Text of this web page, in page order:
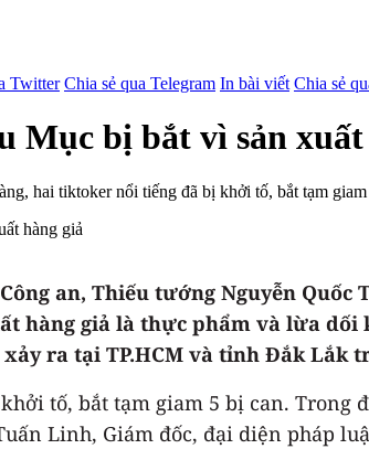
Twitter Chia sẻ qua Telegram In bài viết Chia sẻ
Mục bị bắt vì sản
hai tiktoker nổi tiếng đã bị khởi tố, bắt tạm
an, Thiếu tướng Nguyễn
hàng giả là thực phẩm và lừa
ra tại TP.HCM và tỉnh Đắk Lắk
tố, bắt tạm giam 5 bị can.
Linh, Giám đốc, đại diện pháp